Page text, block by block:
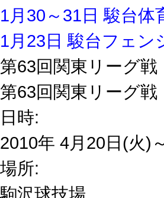
1月30～31日 駿台体
1月23日 駿台フェン
第63回関東リーグ戦
第63回関東リーグ戦
日時:
2010年 4月20日(火)
場所:
駒沢球技場